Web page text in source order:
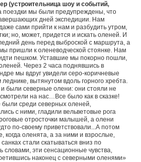
(устроительница шоу и событий,
поездки мы были предупреждены, что
дней экспедиции. Нам
сами прийти к нам и разбудить утром,
но, может, придется и искать оленей. И
день перед выброской с маршрута, а
пришли к оленеводческой стоянке. Нам
пешком. Уставшие мы покорно пошли,
Через 2 часа поднявшись в
мы вдруг увидели серо-коричневые
вытянутом вдоль горного хребта.
и были северные олени: они стояли не
на нас…Все было как в сказке!
среди северных оленей,
с ними, гладили вельветовые рога
отросточки малышей, а олени
по-своему приветствовали...А потом
когда оленята, а за ними и взрослые,
стали скатываться вниз по
эти сенсационные чувства,
наконец с северными оленями»